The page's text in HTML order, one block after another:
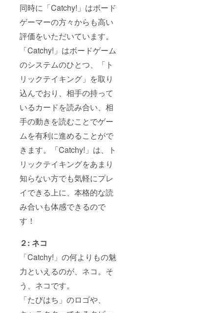
同時に「Catchy!」はボード
ゲーマーの方々からも高い
評価をいただいています。
「Catchy!」はボードゲーム
のシステムのひとつ、「ト
リックテイキング」を取り
込んでおり、相手の持って
いるカードを読み合い、相
手の動きを読むことでゲー
ムを有利に進めることがで
きます。「Catchy!」は、ト
リックテイキングをあまり
知らない方でも気軽にプレ
イできる上に、本格的な読
み合いも体感できるので
す！
２: ネコ
「Catchy!」の何よりもの魅
力といえるのが、ネコ。そ
う、ネコです。
「たびはち」のロゴや、